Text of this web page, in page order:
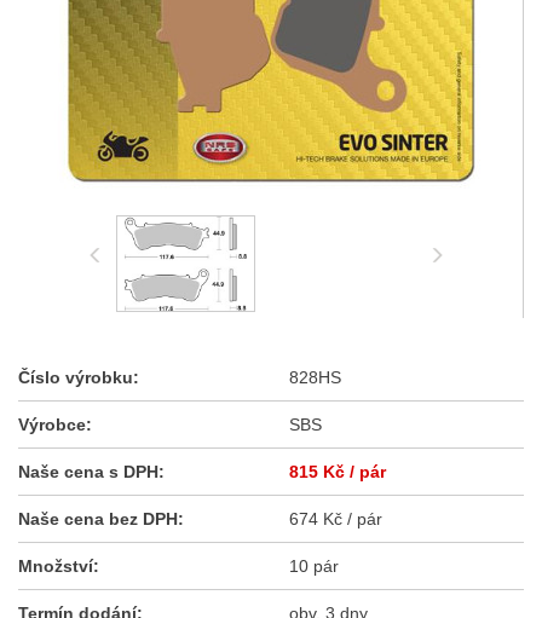
Číslo výrobku: 828HS
Výrobce: SBS
Naše cena s DPH: 815 Kč / pár
Naše cena bez DPH: 674 Kč / pár
Množství: 10 pár
Termín dodání: obv. 3 dny